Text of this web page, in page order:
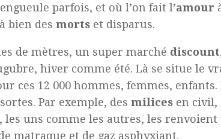
parfois, et où l’on fait l’amour
bien des morts et disparus.
de mètres, un super marché discount
hiver comme été. Là se situe le
ces 12 000 hommes, femmes, enfants.
Par exemple, des milices en civil,
les uns comme les autres, les renvoient
matraque et de gaz asphyxiant.